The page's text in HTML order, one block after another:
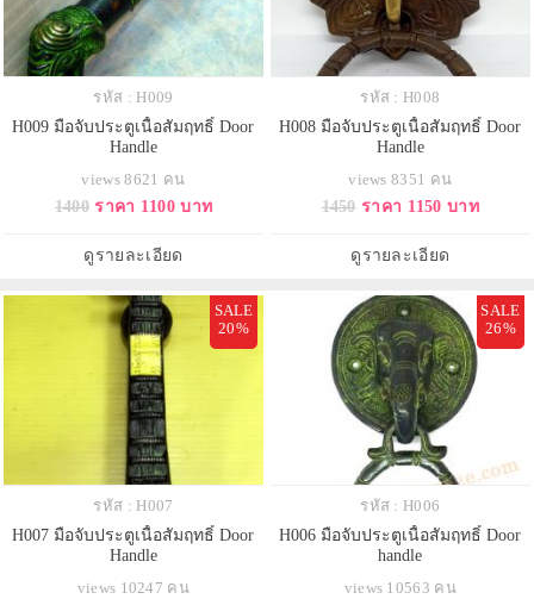
รหัส : H009
H009 มือจับประตูเนื้อสัมฤทธิ์ Door
Handle
views 8621 คน
1400 ราคา 1100 บาท
ดูรายละเอียด
รหัส : H008
H008 มือจับประตูเนื้อสัมฤทธิ์ Door
Handle
views 8351 คน
1450 ราคา 1150 บาท
ดูรายละเอียด
SALE
20%
รหัส : H007
H007 มือจับประตูเนื้อสัมฤทธิ์ Door
Handle
views 10247 คน
SALE
26%
รหัส : H006
H006 มือจับประตูเนื้อสัมฤทธิ์ Door
handle
views 10563 คน